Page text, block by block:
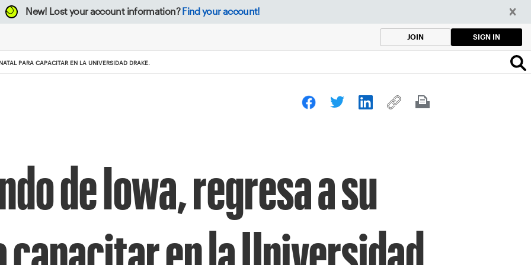
New! Lost your account information? Find your account!
JOIN SIGN IN
PARA CAPACITAR EN LA UNIVERSIDAD DRAKE.
de Iowa, regresa a su
en la Universidad